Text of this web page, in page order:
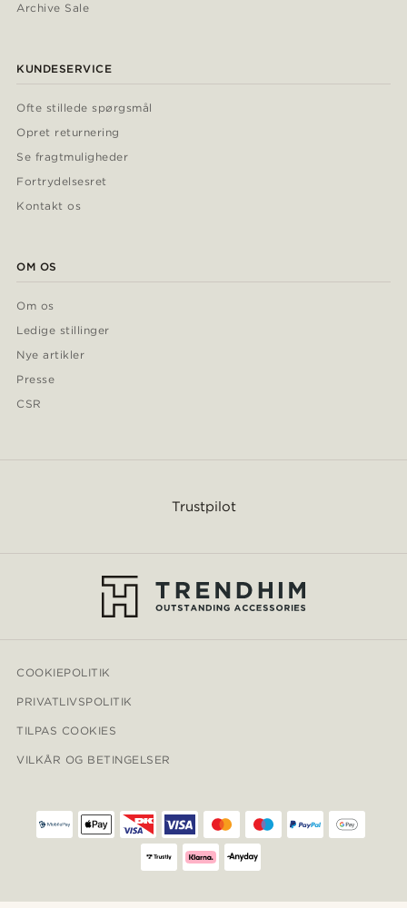
Archive Sale
KUNDESERVICE
Ofte stillede spørgsmål
Opret returnering
Se fragtmuligheder
Fortrydelsesret
Kontakt os
OM OS
Om os
Ledige stillinger
Nye artikler
Presse
CSR
Trustpilot
COOKIEPOLITIK
PRIVATLIVSPOLITIK
TILPAS COOKIES
VILKÅR OG BETINGELSER